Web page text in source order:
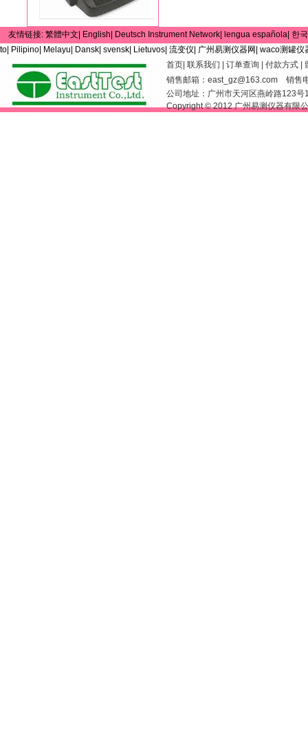
友情链接: 繁體中文| English| Deutsch Instrument Network| lengua española| 한
to| Pilipino| Melayu| Dansk| svensk| Lietuvos| 流变仪| 广州易测仪器网| waco测罐仪
首页 联系我们 订单查询 付款方式
销售邮箱： east_gz@163.com 销售
公司地址：广州市天河区燕岭路123
Copyright © 2012 广州易测仪器有限